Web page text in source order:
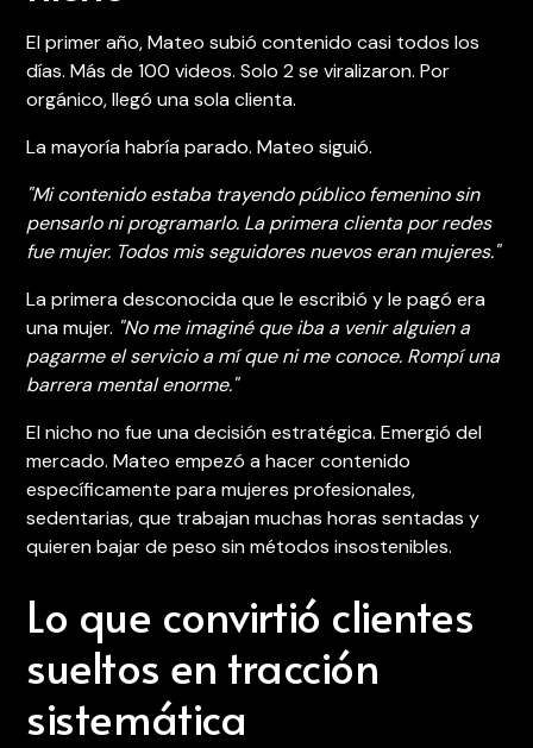
El primer año, Mateo subió contenido casi todos los
días. Más de 100 videos. Solo 2 se viralizaron. Por
orgánico, llegó una sola clienta.
La mayoría habría parado. Mateo siguió.
"Mi contenido estaba trayendo público femenino sin
pensarlo ni programarlo. La primera clienta por redes
fue mujer. Todos mis seguidores nuevos eran mujeres."
La primera desconocida que le escribió y le pagó era
una mujer. "No me imaginé que iba a venir alguien a
pagarme el servicio a mí que ni me conoce. Rompí una
barrera mental enorme."
El nicho no fue una decisión estratégica. Emergió del
mercado. Mateo empezó a hacer contenido
específicamente para mujeres profesionales,
sedentarias, que trabajan muchas horas sentadas y
quieren bajar de peso sin métodos insostenibles.
Lo que convirtió clientes
sueltos en tracción
sistemática